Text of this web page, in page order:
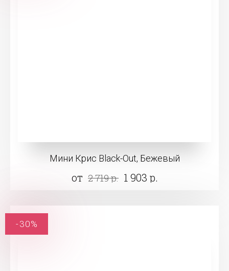
Мини Крис Black-Out, Бежевый
от 2 719 р. 1 903 р.
-30%